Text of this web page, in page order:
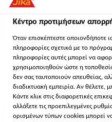
Λύσεις για χώρους κατοικίας
Κέντρο προτιμήσεων
Όταν επισκέπτεστε οποιονδήποτε
πληροφορίες σχετικά με το
πληροφορίες αυτές μπορεί να
χρησιμοποιηθούν ώστε η
δεν σας ταυτοποιούν απευθείας,
διαδικτυακή εμπειρία. Αν θέλετε,
Κάντε κλικ στις διαφορετικές
αλλάξετε τις προεπιλεγμένες
ορισμένων τύπων cookies μπορεί